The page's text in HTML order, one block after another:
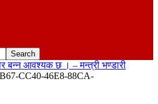
बन्न आवश्यक छ । – मन्त्री भण्डारी
CC40-46E8-88CA-